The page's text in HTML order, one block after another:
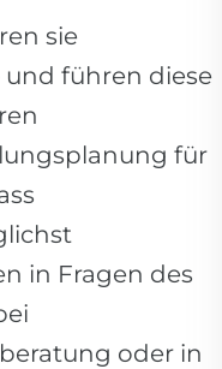
sie
führen diese
für
in Fragen des
oder in